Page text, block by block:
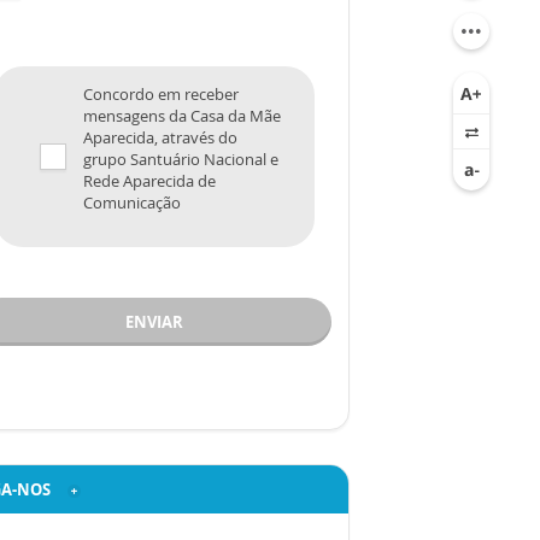
Concordo em receber
mensagens da Casa da Mãe
Aparecida, através do
grupo Santuário Nacional e
Rede Aparecida de
Comunicação
ENVIAR
NOS